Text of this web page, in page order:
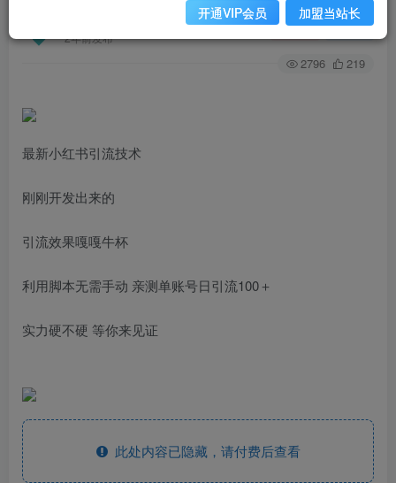
2年前发布
关注 私信
2796 219
最新小红书引流技术
刚刚开发出来的
引流效果嘎嘎牛杯
利用脚本无需手动 亲测单账号日引流100＋
实力硬不硬 等你来见证
此处内容已隐藏，请付费后查看
开通VIP会员 加盟当站长